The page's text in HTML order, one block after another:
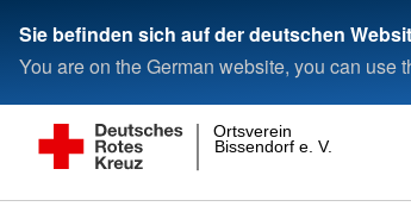
Sie befinden sich auf der deutschen
You are on the German website, you can use
Bissendorf e. V.
Ortsverein